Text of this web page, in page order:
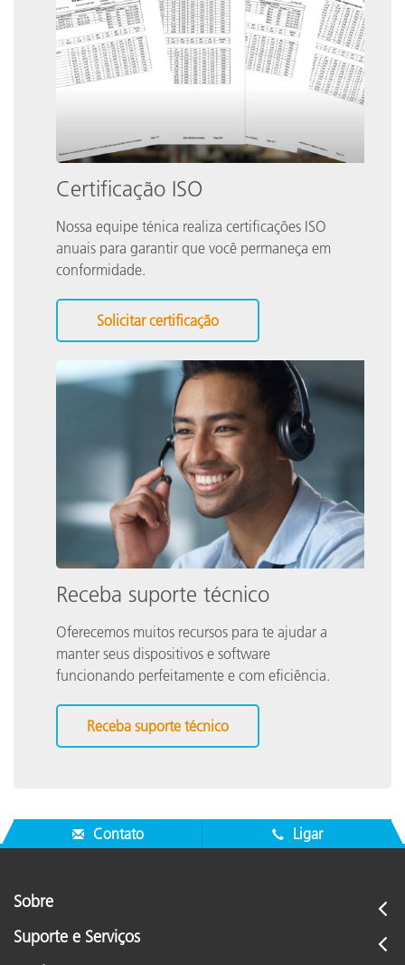
Certificação ISO
Nossa equipe ténica realiza certificações ISO
anuais para garantir que você permaneça em
conformidade.
Solicitar certificação
Receba suporte técnico
Oferecemos muitos recursos para te ajudar a
manter seus dispositivos e software
funcionando perfeitamente e com eficiência.
Receba suporte técnico
Contato Ligar
Sobre
Suporte e Serviços